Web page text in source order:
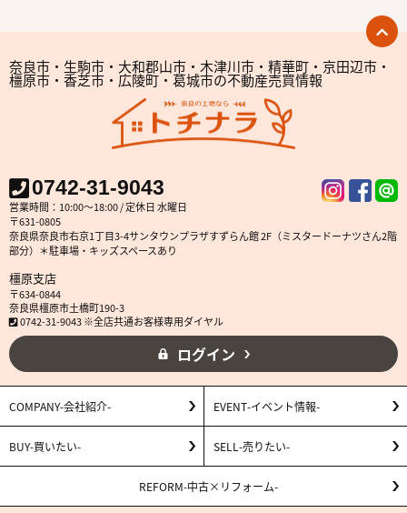
奈良市・生駒市・大和郡山市・木津川市・精華町・京田辺市・
橿原市・香芝市・広陵町・葛城市の不動産売買情報
0742-31-9043
営業時間：10:00～18:00 / 定休日 水曜日
〒631-0805
奈良県奈良市右京1丁目3-4サンタウンプラザすずらん館 2F（ミスタードーナツさん2階
部分）＊駐車場・キッズスペースあり
橿原支店
〒634-0844
奈良県橿原市土橋町190-3
0742-31-9043 ※全店共通お客様専用ダイヤル
ログイン
COMPANY 会社紹介 EVENT イベント情報
BUY 買いたい SELL 売りたい
REFORM 中古×リフォーム